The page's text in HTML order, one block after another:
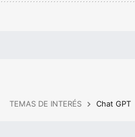
TEMAS DE INTERÉS Chat GPT